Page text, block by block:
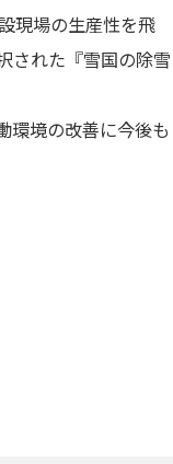
現場の生産性を飛
された『雪国の除雪
環境の改善に今後も